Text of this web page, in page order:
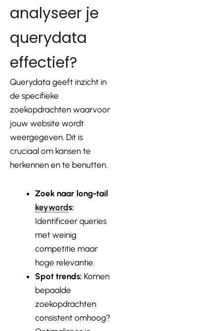
analyseer je
querydata
effectief?
Querydata geeft inzicht in
de specifieke
zoekopdrachten waarvoor
jouw website wordt
weergegeven. Dit is
cruciaal om kansen te
herkennen en te benutten.
Zoek naar long-tail
keywords:
Identificeer queries
met weinig
competitie maar
hoge relevantie.
Spot trends: Komen
bepaalde
zoekopdrachten
consistent omhoog?